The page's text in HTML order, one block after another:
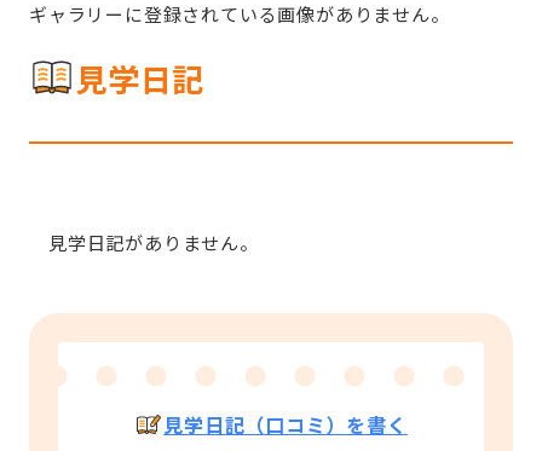
ギャラリーに登録されている画像がありません。
見学日記
見学日記がありません。
見学日記（口コミ）を書く